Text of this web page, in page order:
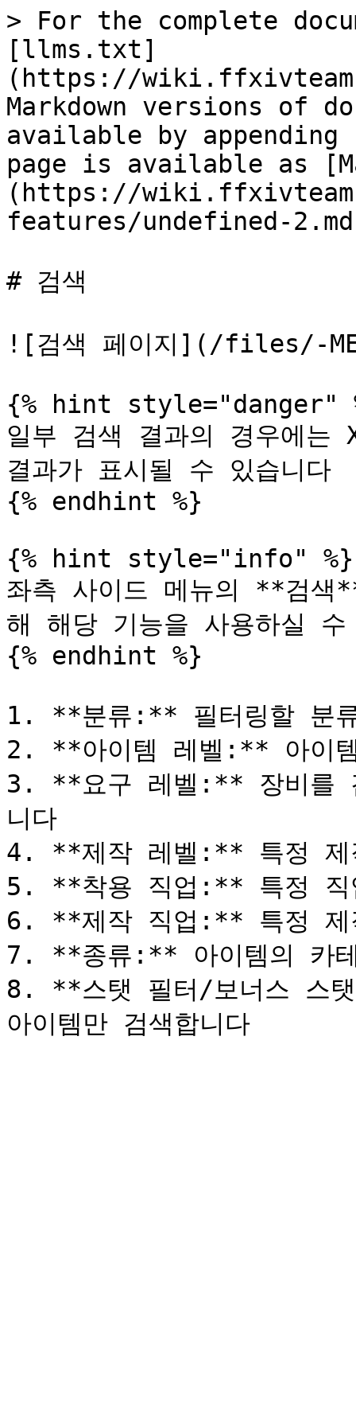
> For the complete
[llms.txt]
(https://
Markdown versions of
available by
page is available as
(https://
features/undefined-
# 검색
![검색 페이지](/files/-
{% hint style="danger"
일부 검색 결과의 경우에는
결과가 표시될 수 있습니다
{% endhint %}
{% hint style="info" %}
좌측 사이드 메뉴의 **검색
해 해당 기능을 사용하실 수
{% endhint %}
1. **분류:** 필터링할 분류
2. **아이템 레벨:** 아이템
3. **요구 레벨:** 장비를
니다
4. **제작 레벨:** 특정 제
5. **착용 직업:** 특정 직
6. **제작 직업:** 특정 제
7. **종류:** 아이템의 카테
8. **스탯 필터/보너스 스